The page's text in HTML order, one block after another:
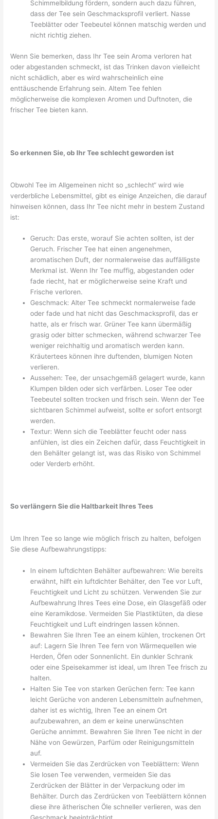
Schimmelbildung fördern, sondern auch dazu führen,
dass der Tee sein Geschmacksprofil verliert. Nasse
Teeblätter oder Teebeutel können matschig werden und
nicht richtig ziehen.
Wenn Sie bemerken, dass Ihr Tee sein Aroma verloren hat
oder abgestanden schmeckt, ist das Trinken davon vielleicht
nicht schädlich, aber es wird wahrscheinlich eine
enttäuschende Erfahrung sein. Altem Tee fehlen
möglicherweise die komplexen Aromen und Duftnoten, die
frischer Tee bieten kann.
So erkennen Sie, ob Ihr Tee schlecht geworden ist
Obwohl Tee im Allgemeinen nicht so „schlecht“ wird wie
verderbliche Lebensmittel, gibt es einige Anzeichen, die darauf
hinweisen können, dass Ihr Tee nicht mehr in bestem Zustand
ist:
Geruch: Das erste, worauf Sie achten sollten, ist der
Geruch. Frischer Tee hat einen angenehmen,
aromatischen Duft, der normalerweise das auffälligste
Merkmal ist. Wenn Ihr Tee muffig, abgestanden oder
fade riecht, hat er möglicherweise seine Kraft und
Frische verloren.
Geschmack: Alter Tee schmeckt normalerweise fade
oder fade und hat nicht das Geschmacksprofil, das er
hatte, als er frisch war. Grüner Tee kann übermäßig
grasig oder bitter schmecken, während schwarzer Tee
weniger reichhaltig und aromatisch werden kann.
Kräutertees können ihre duftenden, blumigen Noten
verlieren.
Aussehen: Tee, der unsachgemäß gelagert wurde, kann
Klumpen bilden oder sich verfärben. Loser Tee oder
Teebeutel sollten trocken und frisch sein. Wenn der Tee
sichtbaren Schimmel aufweist, sollte er sofort entsorgt
werden.
Textur: Wenn sich die Teeblätter feucht oder nass
anfühlen, ist dies ein Zeichen dafür, dass Feuchtigkeit in
den Behälter gelangt ist, was das Risiko von Schimmel
oder Verderb erhöht.
So verlängern Sie die Haltbarkeit Ihres Tees
Um Ihren Tee so lange wie möglich frisch zu halten, befolgen
Sie diese Aufbewahrungstipps:
In einem luftdichten Behälter aufbewahren: Wie bereits
erwähnt, hilft ein luftdichter Behälter, den Tee vor Luft,
Feuchtigkeit und Licht zu schützen. Verwenden Sie zur
Aufbewahrung Ihres Tees eine Dose, ein Glasgefäß oder
eine Keramikdose. Vermeiden Sie Plastiktüten, da diese
Feuchtigkeit und Luft eindringen lassen können.
Bewahren Sie Ihren Tee an einem kühlen, trockenen Ort
auf: Lagern Sie Ihren Tee fern von Wärmequellen wie
Herden, Öfen oder Sonnenlicht. Ein dunkler Schrank
oder eine Speisekammer ist ideal, um Ihren Tee frisch zu
halten.
Halten Sie Tee von starken Gerüchen fern: Tee kann
leicht Gerüche von anderen Lebensmitteln aufnehmen,
daher ist es wichtig, Ihren Tee an einem Ort
aufzubewahren, an dem er keine unerwünschten
Gerüche annimmt. Bewahren Sie Ihren Tee nicht in der
Nähe von Gewürzen, Parfüm oder Reinigungsmitteln
auf.
Vermeiden Sie das Zerdrücken von Teeblättern: Wenn
Sie losen Tee verwenden, vermeiden Sie das
Zerdrücken der Blätter in der Verpackung oder im
Behälter. Durch das Zerdrücken von Teeblättern können
diese ihre ätherischen Öle schneller verlieren, was den
Geschmack beeinträchtigt.